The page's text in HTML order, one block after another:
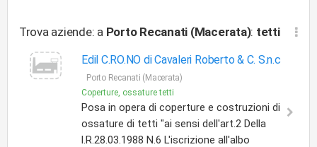
Trova aziende: a Porto Recanati (Macerata): tetti
Edil C.RO.NO di Cavaleri Roberto & C. S.n.c
Porto Recanati (Macerata)
Coperture, ossature tetti
Posa in opera di coperture e costruzioni di
ossature di tetti "ai sensi dell'art.2 Della
l.R.28.03.1988 N.6 L'iscrizione all'albo